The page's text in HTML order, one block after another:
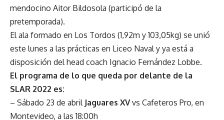
mendocino Aitor Bildosola (participó de la
pretemporada).
El ala formado en Los Tordos (1,92m y 103,05kg) se unió
este lunes a las prácticas en Liceo Naval y ya está a
disposición del head coach Ignacio Fernández Lobbe.
El programa de lo que queda por delante de la
SLAR 2022 es:
– Sábado 23 de abril Jaguares XVvs Cafeteros Pro, en
Montevideo, a las 18:00h